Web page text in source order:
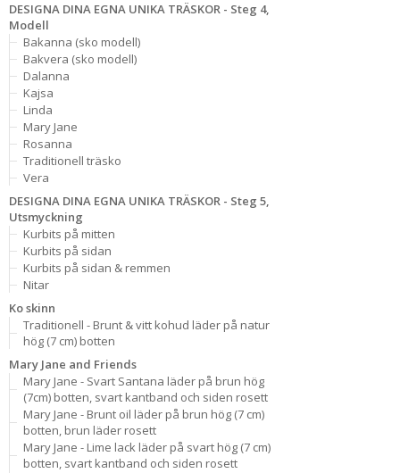
DESIGNA DINA EGNA UNIKA TRÄSKOR - Steg 4,
Modell
Bakanna (sko modell)
Bakvera (sko modell)
Dalanna
Kajsa
Linda
Mary Jane
Rosanna
Traditionell träsko
Vera
DESIGNA DINA EGNA UNIKA TRÄSKOR - Steg 5,
Utsmyckning
Kurbits på mitten
Kurbits på sidan
Kurbits på sidan & remmen
Nitar
Ko skinn
Traditionell - Brunt & vitt kohud läder på natur
hög (7 cm) botten
Mary Jane and Friends
Mary Jane - Svart Santana läder på brun hög
(7cm) botten, svart kantband och siden rosett
Mary Jane - Brunt oil läder på brun hög (7 cm)
botten, brun läder rosett
Mary Jane - Lime lack läder på svart hög (7 cm)
botten, svart kantband och siden rosett